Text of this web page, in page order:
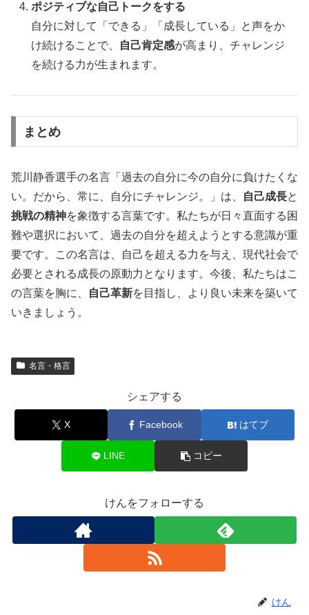
ポジティブな自己トークをする
自分に対して「できる」「成長している」と声をか
け続けることで、
自己肯定感が高まり、チャレンジ
を続ける力が生まれます。
まとめ
荒川静香選手の名言「過去の自分に今の自分に負けたくな
い。だから、常に、自分にチャレンジ。」は、
自己成長と
挑戦の精神を象徴する言葉です。私たちが日々直面する困
難や選択において、過去の自分を超えようとする意識が重
要です。この名言は、自己を超える力を与え、現代社会で
必要とされる成長の原動力となります。今後、私たちはこ
の言葉を胸に、
自己革新を目指し、より良い未来を築いて
いきましょう。
名言・格言
シェアする
X Facebook はてブ
LINE コピー
けんをフォローする
けん